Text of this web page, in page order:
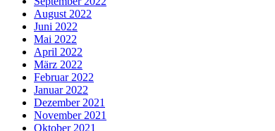
August 2022
Juni 2022
Mai 2022
April 2022
März 2022
Februar 2022
Januar 2022
Dezember 2021
November 2021
Oktober 2021